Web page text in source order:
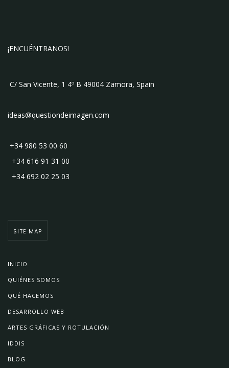
¡ENCUÉNTRANOS!
C/ San Vicente, 1 4º B 49004 Zamora, Spain
ideas@questiondeimagen.com
+34 980 53 00 60
+34 616 91 31 00
+34 692 02 25 03
SITE MAP
INICIO
QUIÉNES SOMOS
QUÉ HACEMOS
DESARROLLO WEB
ARTES GRÁFICAS Y ROTULACIÓN
IDDIS
BLOG